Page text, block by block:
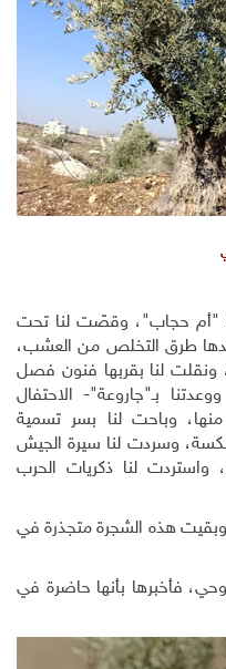
"أم حجاب"، وقصّت لنا تحت
طرق التخلص من العشب،
ونقلت لنا بقربها فنون فصل
بـ"جاروعة"- الاحتفال
وباحت لنا بسر تسمية
وسردت لنا سيرة الجيش
واستردت لنا ذكريات الحرب
هذه الشجرة متجذرة في
فأخبرها بأنها حاضرة في